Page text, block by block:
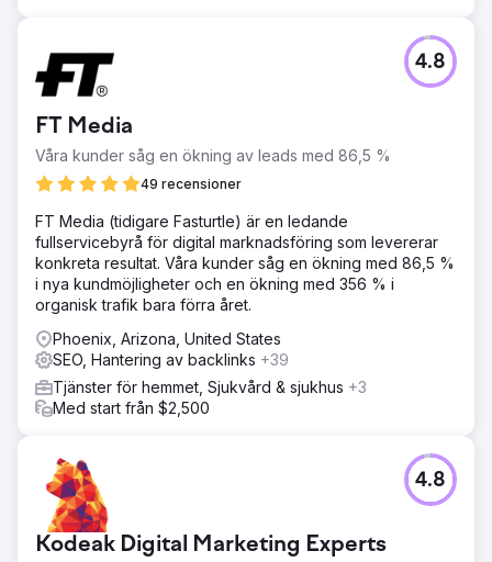
FT Media
Våra kunder såg en ökning av leads med 86,5 %
49 recensioner
4.8
FT Media (tidigare Fasturtle) är en ledande
fullservicebyrå för digital marknadsföring som levererar
konkreta resultat. Våra kunder såg en ökning med 86,5 %
i nya kundmöjligheter och en ökning med 356 % i
organisk trafik bara förra året.
Phoenix, Arizona, United States
SEO, Hantering av backlinks +39
Tjänster för hemmet, Sjukvård & sjukhus +3
Med start från $2,500
Kodeak Digital Marketing Experts
4.8